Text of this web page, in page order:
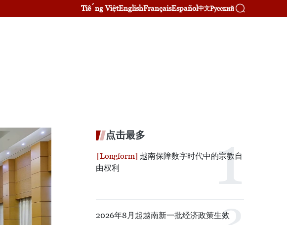
Tiếng ViệtEnglishFrançaisEspañol中文Русский
点击最多
越南保障数字时代中的宗教自
由权利
2026年8月起越南新一批经济政策生效